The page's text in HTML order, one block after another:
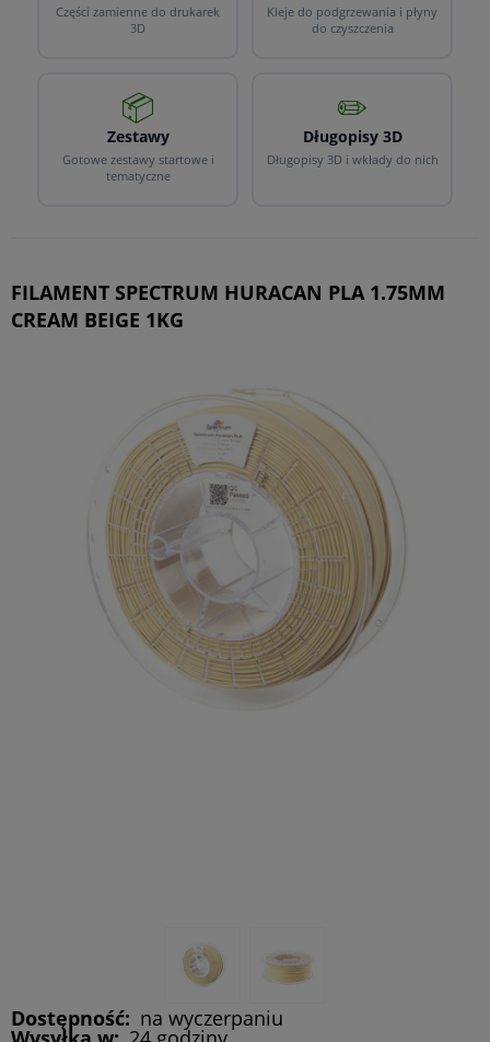
Części zamienne do drukarek
3D
Kleje do podgrzewania i płyny
do czyszczenia
📦
Zestawy
Gotowe zestawy startowe i
tematyczne
✏️
Długopisy 3D
Długopisy 3D i wkłady do nich
FILAMENT SPECTRUM HURACAN PLA 1.75MM
CREAM BEIGE 1KG
Dostępność: na wyczerpaniu